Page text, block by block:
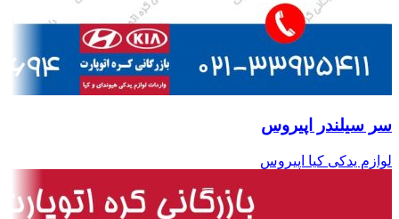
سر سیلندر اپیروس
لوازم یدکی کیا اپیروس